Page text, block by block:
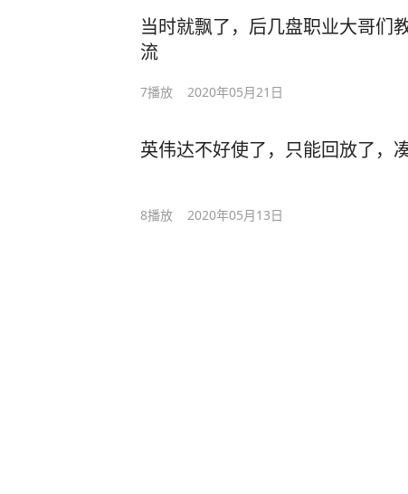
当时就飘了，后几盘职业大哥们
流
7播放 2020年05月21日
英伟达不好使了，只能回放了，
8播放 2020年05月13日